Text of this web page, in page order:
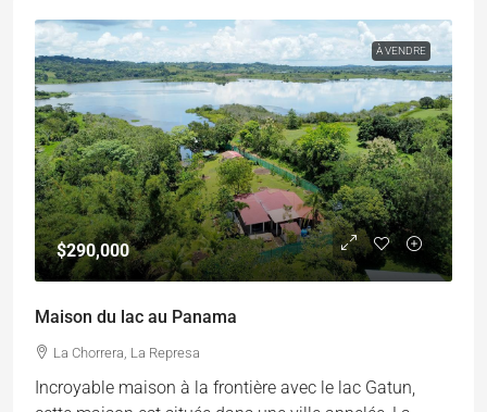
À VENDRE
$290,000
Maison du lac au Panama
La Chorrera, La Represa
Incroyable maison à la frontière avec le lac Gatun,